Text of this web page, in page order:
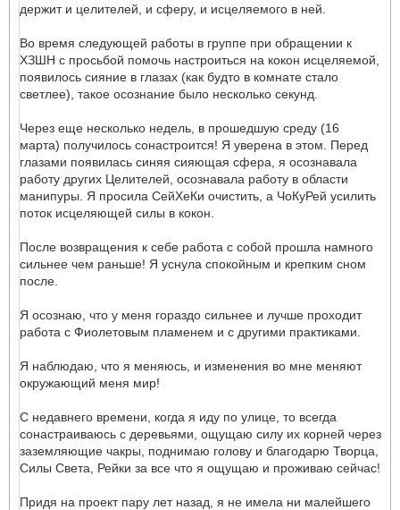
держит и целителей, и сферу, и исцеляемого в ней.
Во время следующей работы в группе при обращении к
ХЗШН с просьбой помочь настроиться на кокон исцеляемой,
появилось сияние в глазах (как будто в комнате стало
светлее), такое осознание было несколько секунд.
Через еще несколько недель, в прошедшую среду (16
марта) получилось сонастроится! Я уверена в этом. Перед
глазами появилась синяя сияющая сфера, я осознавала
работу других Целителей, осознавала работу в области
манипуры. Я просила СейХеКи очистить, а ЧоКуРей усилить
поток исцеляющей силы в кокон.
После возвращения к себе работа с собой прошла намного
сильнее чем раньше! Я уснула спокойным и крепким сном
после.
Я осознаю, что у меня гораздо сильнее и лучше проходит
работа с Фиолетовым пламенем и с другими практиками.
Я наблюдаю, что я меняюсь, и изменения во мне меняют
окружающий меня мир!
С недавнего времени, когда я иду по улице, то всегда
сонастраиваюсь с деревьями, ощущаю силу их корней через
заземляющие чакры, поднимаю голову и благодарю Творца,
Силы Света, Рейки за все что я ощущаю и проживаю сейчас!
Придя на проект пару лет назад, я не имела ни малейшего